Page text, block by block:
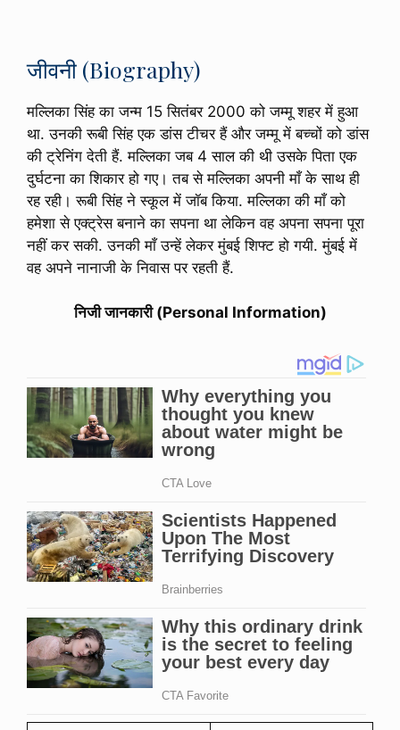
जीवनी (Biography)
मल्लिका सिंह का जन्म 15 सितंबर 2000 को जम्मू शहर में हुआ
था. उनकी रूबी सिंह एक डांस टीचर हैं और जम्मू में बच्चों को डांस
की ट्रेनिंग देती हैं. मल्लिका जब 4 साल की थी उसके पिता एक
दुर्घटना का शिकार हो गए। तब से मल्लिका अपनी माँ के साथ ही
रह रही। रूबी सिंह ने स्कूल में जॉब किया. मल्लिका की माँ को
हमेशा से एक्ट्रेस बनाने का सपना था लेकिन वह अपना सपना पूरा
नहीं कर सकी. उनकी माँ उन्हें लेकर मुंबई शिफ्ट हो गयी. मुंबई में
वह अपने नानाजी के निवास पर रहती हैं.
निजी जानकारी (Personal Information)